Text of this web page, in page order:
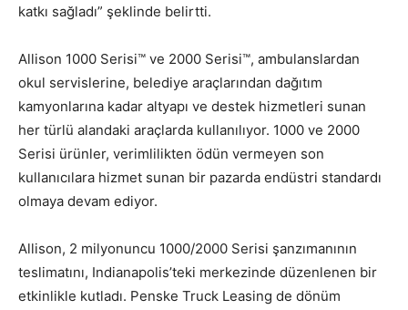
katkı sağladı” şeklinde belirtti.
Allison 1000 Serisi™ ve 2000 Serisi™, ambulanslardan
okul servislerine, belediye araçlarından dağıtım
kamyonlarına kadar altyapı ve destek hizmetleri sunan
her türlü alandaki araçlarda kullanılıyor. 1000 ve 2000
Serisi ürünler, verimlilikten ödün vermeyen son
kullanıcılara hizmet sunan bir pazarda endüstri standardı
olmaya devam ediyor.
Allison, 2 milyonuncu 1000/2000 Serisi şanzımanının
teslimatını, Indianapolis’teki merkezinde düzenlenen bir
etkinlikle kutladı. Penske Truck Leasing de dönüm